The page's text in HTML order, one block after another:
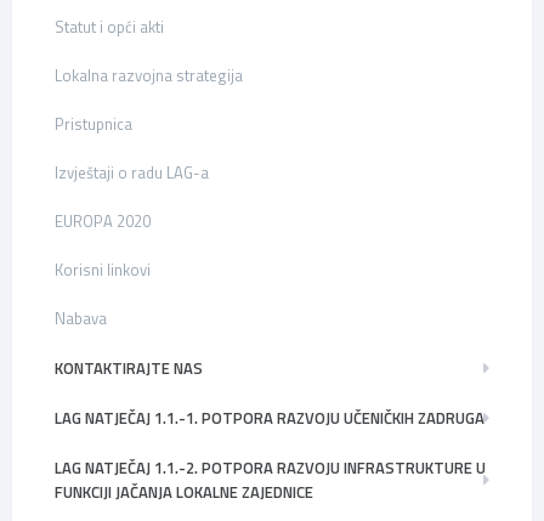
Statut i opći akti
Lokalna razvojna strategija
Pristupnica
Izvještaji o radu LAG-a
EUROPA 2020
Korisni linkovi
Nabava
KONTAKTIRAJTE NAS
LAG NATJEČAJ 1.1.-1. POTPORA RAZVOJU UČENIČKIH ZADRUGA
LAG NATJEČAJ 1.1.-2. POTPORA RAZVOJU INFRASTRUKTURE U
FUNKCIJI JAČANJA LOKALNE ZAJEDNICE